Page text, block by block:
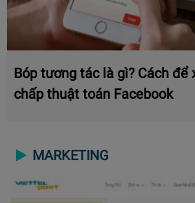
Bóp tương tác là gì? Cách
chấp thuật toán Facebook
MARKETING